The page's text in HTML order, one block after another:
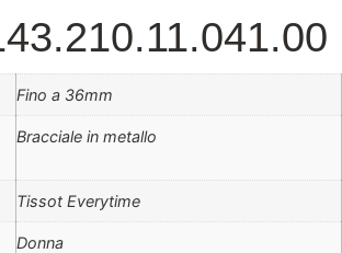
Fino a 36mm
Bracciale in metallo
Tissot Everytime
Donna